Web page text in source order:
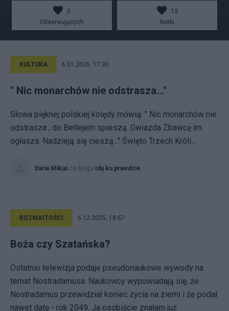
0
Obserwujących
13
Notki
KULTURA 6.01.2026, 17:30
" Nic monarchów nie odstrasza..."
Słowa pięknej polskiej kolędy mówią: " Nic monarchów nie
odstrasza , do Betlejem spieszą. Gwiazda Zbawcę im
ogłasza. Nadzieją się cieszą..." Święto Trzech Króli...
Daria Mikuś na blogu Idę ku prawdzie
ROZMAITOŚCI 6.12.2025, 18:57
Boża czy Szatańska?
Ostatnio telewizja podaje pseudonaukowe wywody na
temat Nostradamusa. Naukowcy wypowiadają się, że
Nostradamus przewidział koniec życia na ziemi i że podał
nawet datę - rok 2049. Ja osobiście znałam już